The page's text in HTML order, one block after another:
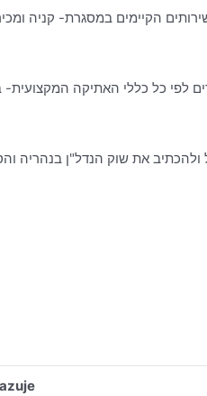
הקיימים במסגרת- קניה
את שוק הנדל"ן בנהריה